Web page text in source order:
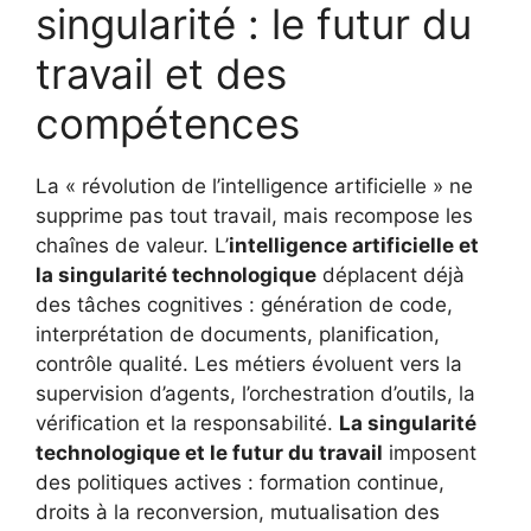
singularité : le futur du
travail et des
compétences
La « révolution de l’intelligence artificielle » ne
supprime pas tout travail, mais recompose les
chaînes de valeur. L’intelligence artificielle et
la singularité technologique déplacent déjà
des tâches cognitives : génération de code,
interprétation de documents, planification,
contrôle qualité. Les métiers évoluent vers la
supervision d’agents, l’orchestration d’outils, la
vérification et la responsabilité. La singularité
technologique et le futur du travail imposent
des politiques actives : formation continue,
droits à la reconversion, mutualisation des